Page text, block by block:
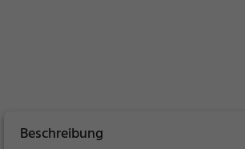
Beschreibung